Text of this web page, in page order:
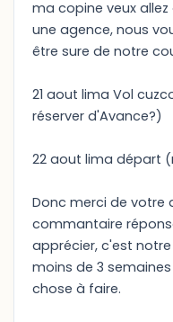
ma copine veux
une agence, nous
être sure de notre
21 aout lima Vol
réserver d'Avance?)
22 aout lima départ
Donc merci de votre
commantaire
apprécier, c'est
moins de 3
chose à faire.